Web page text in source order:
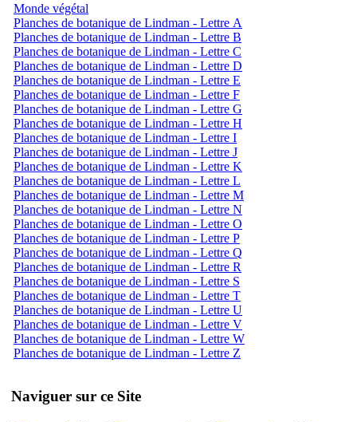
Monde végétal
Planches de botanique de Lindman - Lettre A
Planches de botanique de Lindman - Lettre B
Planches de botanique de Lindman - Lettre C
Planches de botanique de Lindman - Lettre D
Planches de botanique de Lindman - Lettre E
Planches de botanique de Lindman - Lettre F
Planches de botanique de Lindman - Lettre G
Planches de botanique de Lindman - Lettre H
Planches de botanique de Lindman - Lettre I
Planches de botanique de Lindman - Lettre J
Planches de botanique de Lindman - Lettre K
Planches de botanique de Lindman - Lettre L
Planches de botanique de Lindman - Lettre M
Planches de botanique de Lindman - Lettre N
Planches de botanique de Lindman - Lettre O
Planches de botanique de Lindman - Lettre P
Planches de botanique de Lindman - Lettre Q
Planches de botanique de Lindman - Lettre R
Planches de botanique de Lindman - Lettre S
Planches de botanique de Lindman - Lettre T
Planches de botanique de Lindman - Lettre U
Planches de botanique de Lindman - Lettre V
Planches de botanique de Lindman - Lettre W
Planches de botanique de Lindman - Lettre Z
Naviguer sur ce Site